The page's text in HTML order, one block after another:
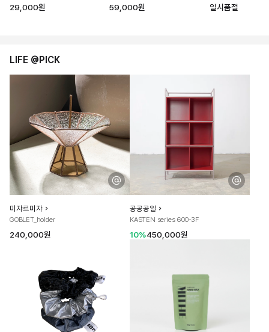
29,000원 59,000원 일시품절
LIFE @PICK
미쟈르미쟈
GOBLET_holder
240,000원
공공공일
KASTEN series 600-3F
10%450,000원